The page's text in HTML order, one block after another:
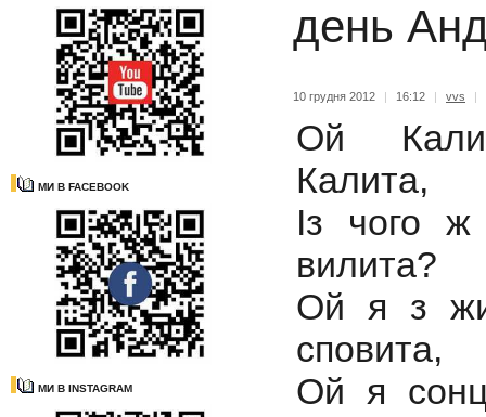
МИ В FACEBOOK
МИ В INSTAGRAM
день
10 грудня 2012 | 16:12 | vvs |
Ой
Калита,
Із чого
вилита?
Ой я з
сповита,
Ой я